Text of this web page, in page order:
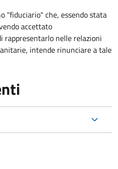
"fiduciario" che, essendo stata
accettato
rappresentarlo nelle relazioni
intende rinunciare a tale